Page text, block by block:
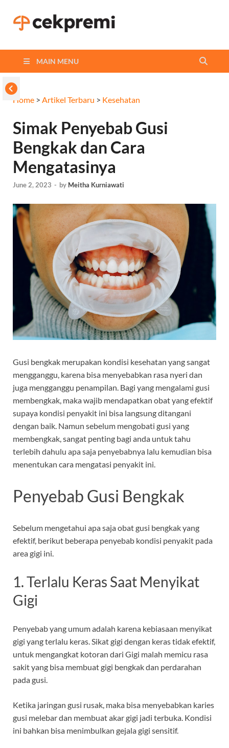
MAIN MENU
Home > Artikel Terbaru > Kesehatan
Simak Penyebab Gusi
Bengkak dan Cara
Mengatasinya
June 2, 2023 - by Meitha Kurniawati
Gusi bengkak merupakan kondisi kesehatan yang sangat
mengganggu, karena bisa menyebabkan rasa nyeri dan
juga mengganggu penampilan. Bagi yang mengalami gusi
membengkak, maka wajib mendapatkan obat yang efektif
supaya kondisi penyakit ini bisa langsung ditangani
dengan baik. Namun sebelum mengobati gusi yang
membengkak, sangat penting bagi anda untuk tahu
terlebih dahulu apa saja penyebabnya lalu kemudian bisa
menentukan cara mengatasi penyakit ini.
Penyebab Gusi Bengkak
Sebelum mengetahui apa saja obat gusi bengkak yang
efektif, berikut beberapa penyebab kondisi penyakit pada
area gigi ini.
1. Terlalu Keras Saat Menyikat
Gigi
Penyebab yang umum adalah karena kebiasaan menyikat
gigi yang terlalu keras. Sikat gigi dengan keras tidak efektif,
untuk mengangkat kotoran dari Gigi malah memicu rasa
sakit yang bisa membuat gigi bengkak dan perdarahan
pada gusi.
Ketika jaringan gusi rusak, maka bisa menyebabkan karies
gusi melebar dan membuat akar gigi jadi terbuka. Kondisi
ini bahkan bisa menimbulkan gejala gigi sensitif.